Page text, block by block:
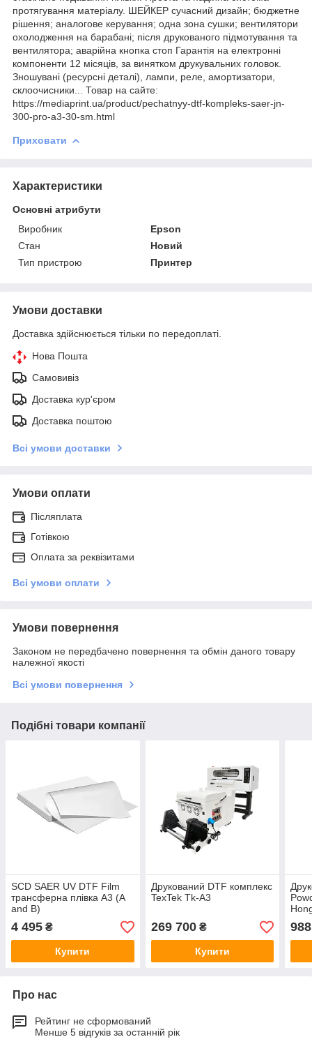
протягування матеріалу. ШЕЙКЕР сучасний дизайн; бюджетне
рішення; аналогове керування; одна зона сушки; вентилятори
охолодження на барабані; після друкованого підмотування та
вентилятора; аварійна кнопка стоп Гарантія на електронні
компоненти 12 місяців, за винятком друкувальних головок.
Зношувані (ресурсні деталі), лампи, реле, амортизатори,
склоочисники... Товар на сайте:
https://mediaprint.ua/product/pechatnyy-dtf-kompleks-saer-jn-
300-pro-a3-30-sm.html
Приховати
Характеристики
Основні атрибути
Виробник
Epson
Стан
Новий
Тип пристрою
Принтер
Умови доставки
Доставка здійснюється тільки по передоплаті.
Нова Пошта
Самовивіз
Доставка кур'єром
Доставка поштою
Всі умови доставки
Умови оплати
Післяплата
Готівкою
Оплата за реквізитами
Всі умови оплати
Умови повернення
Законом не передбачено повернення та обмін даного товару
належної якості
Всі умови повернення
Подібні товари компанії
SCD SAER UV DTF Film
трансферна плівка A3 (A
and B)
4 495 ₴
Купити
Друкований DTF комплекс
TexTek Tk-A3
269 700₴
Купити
Про нас
Рейтинг не сформований
Менше 5 відгуків за останній рік